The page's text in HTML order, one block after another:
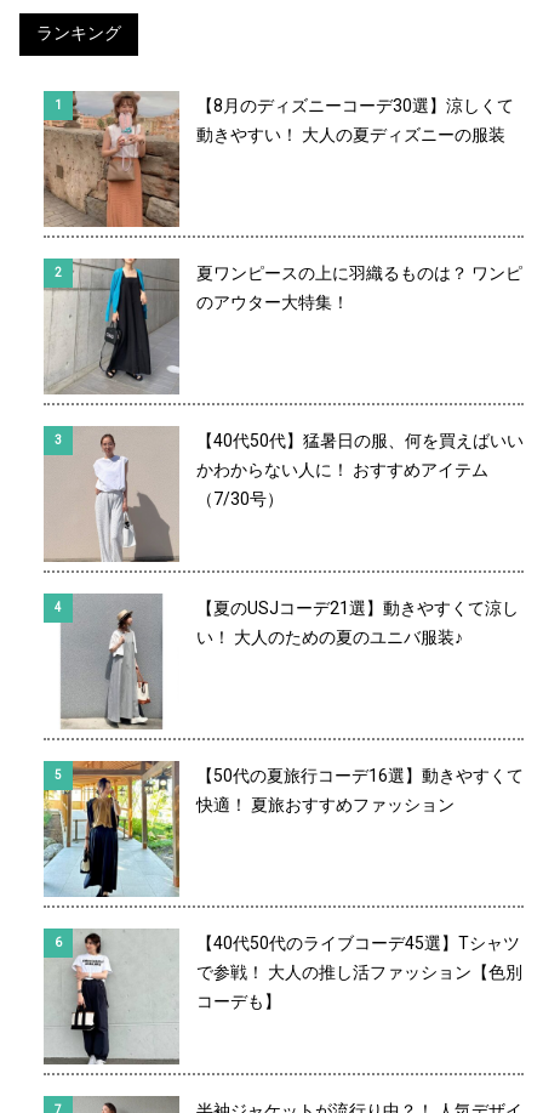
ランキング
【8月のディズニーコーデ30選】涼しくて
動きやすい！ 大人の夏ディズニーの服装
夏ワンピースの上に羽織るものは？ ワンピ
のアウター大特集！
【40代50代】猛暑日の服、何を買えばいい
かわからない人に！ おすすめアイテム
（7/30号）
【夏のUSJコーデ21選】動きやすくて涼し
い！ 大人のための夏のユニバ服装♪
【50代の夏旅行コーデ16選】動きやすくて
快適！ 夏旅おすすめファッション
【40代50代のライブコーデ45選】Tシャツ
で参戦！ 大人の推し活ファッション【色別
コーデも】